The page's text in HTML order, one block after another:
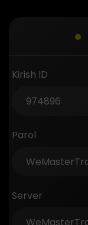
Kirish ID
Parol
Server